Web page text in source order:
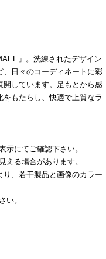
」。洗練されたデザイン
、日々のコーディネートに彩
開しています。足もとから感
もたらし、快適で上質なラ
示にてご確認下さい。
える場合があります。
、若干製品と画像のカラー
い。